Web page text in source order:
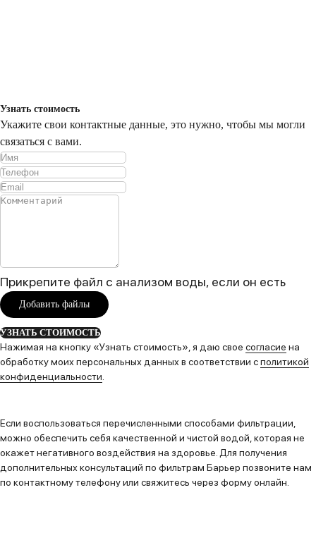
Узнать стоимость
Укажите свои контактные данные, это нужно, чтобы мы могли
связаться с вами.
Прикрепите файл с анализом воды, если он есть
Добавить файлы
УЗНАТЬ СТОИМОСТЬ
Нажимая на кнопку «Узнать стоимость», я даю свое согласие на
обработку моих персональных данных в соответствии сполитикой
конфиденциальности
Если воспользоваться перечисленными способами фильтрации,
можно обеспечить себя качественной и чистой водой, которая не
окажет негативного воздействия на здоровье. Для получения
дополнительных консультаций по фильтрам Барьер позвоните нам
по контактному телефону или свяжитесь через форму онлайн.